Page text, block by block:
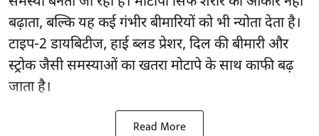
बढ़ाता, बल्कि यह कई गंभीर बीमारियों को भी न्योता देता है।
टाइप-2 डायबिटीज, हाई ब्लड प्रेशर, दिल की बीमारी और
स्ट्रोक जैसी समस्याओं का खतरा मोटापे के साथ काफी बढ़
जाता है।
Read More